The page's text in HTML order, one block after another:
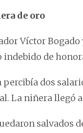
de oro
Víctor
indebido de
percibía dos
La niñera llegó
salvados